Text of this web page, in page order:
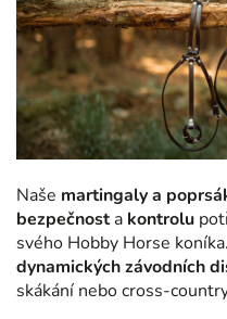
Naše martingaly a
bezpečnosta kontrolu
svého Hobby Horse
dynamických závodních
skákání nebo cross-